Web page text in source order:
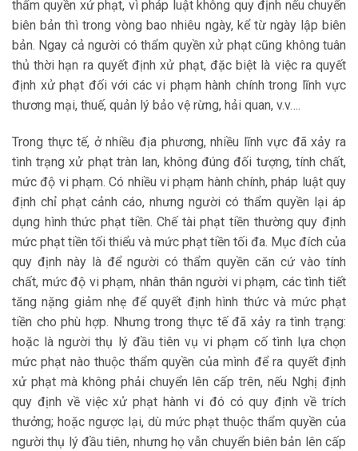
thẩm quyền xử phạt, vì pháp luật không quy định nếu chuyển
biên bản thì trong vòng bao nhiêu ngày, kể từ ngày lập biên
bản. Ngay cả người có thẩm quyền xử phạt cũng không tuân
thủ thời hạn ra quyết định xử phạt, đặc biệt là việc ra quyết
định xử phạt đối với các vi phạm hành chính trong lĩnh vực
thương mại, thuế, quản lý bảo vệ rừng, hải quan, v.v….
Trong thực tế, ở nhiều địa phương, nhiều lĩnh vực đã xảy ra
tình trạng xử phạt tràn lan, không đúng đối tượng, tính chất,
mức độ vi phạm. Có nhiều vi phạm hành chính, pháp luật quy
định chỉ phạt cảnh cáo, nhưng người có thẩm quyền lại áp
dụng hình thức phạt tiền. Chế tài phạt tiền thường quy định
mức phạt tiền tối thiểu và mức phạt tiền tối đa. Mục đích của
quy định này là để người có thẩm quyền căn cứ vào tính
chất, mức độ vi phạm, nhân thân người vi phạm, các tình tiết
tăng nặng giảm nhẹ để quyết định hình thức và mức phạt
tiền cho phù hợp. Nhưng trong thực tế đã xảy ra tình trạng:
hoặc là người thụ lý đầu tiên vụ vi phạm cố tình lựa chọn
mức phạt nào thuộc thẩm quyền của mình để ra quyết định
xử phạt mà không phải chuyển lên cấp trên, nếu Nghị định
quy định về việc xử phạt hành vi đó có quy định về trích
thưởng; hoặc ngược lại, dù mức phạt thuộc thẩm quyền của
người thụ lý đầu tiên, nhưng họ vẫn chuyển biên bản lên cấp